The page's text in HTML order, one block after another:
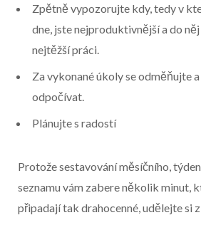
Zpětně vypozorujte kdy, tedy v
dne, jste nejproduktivnější a do
nejtěžší práci.
Za vykonané úkoly se odměňujte
odpočívat.
Plánujte s radostí
Protože sestavování měsíčního,
seznamu vám zabere několik minut,
připadají tak drahocenné, udělejte si